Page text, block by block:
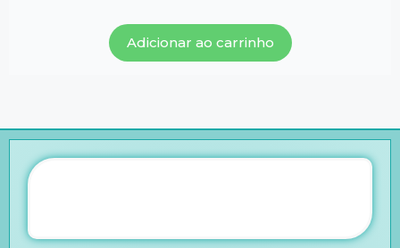
Adicionar ao carrinho